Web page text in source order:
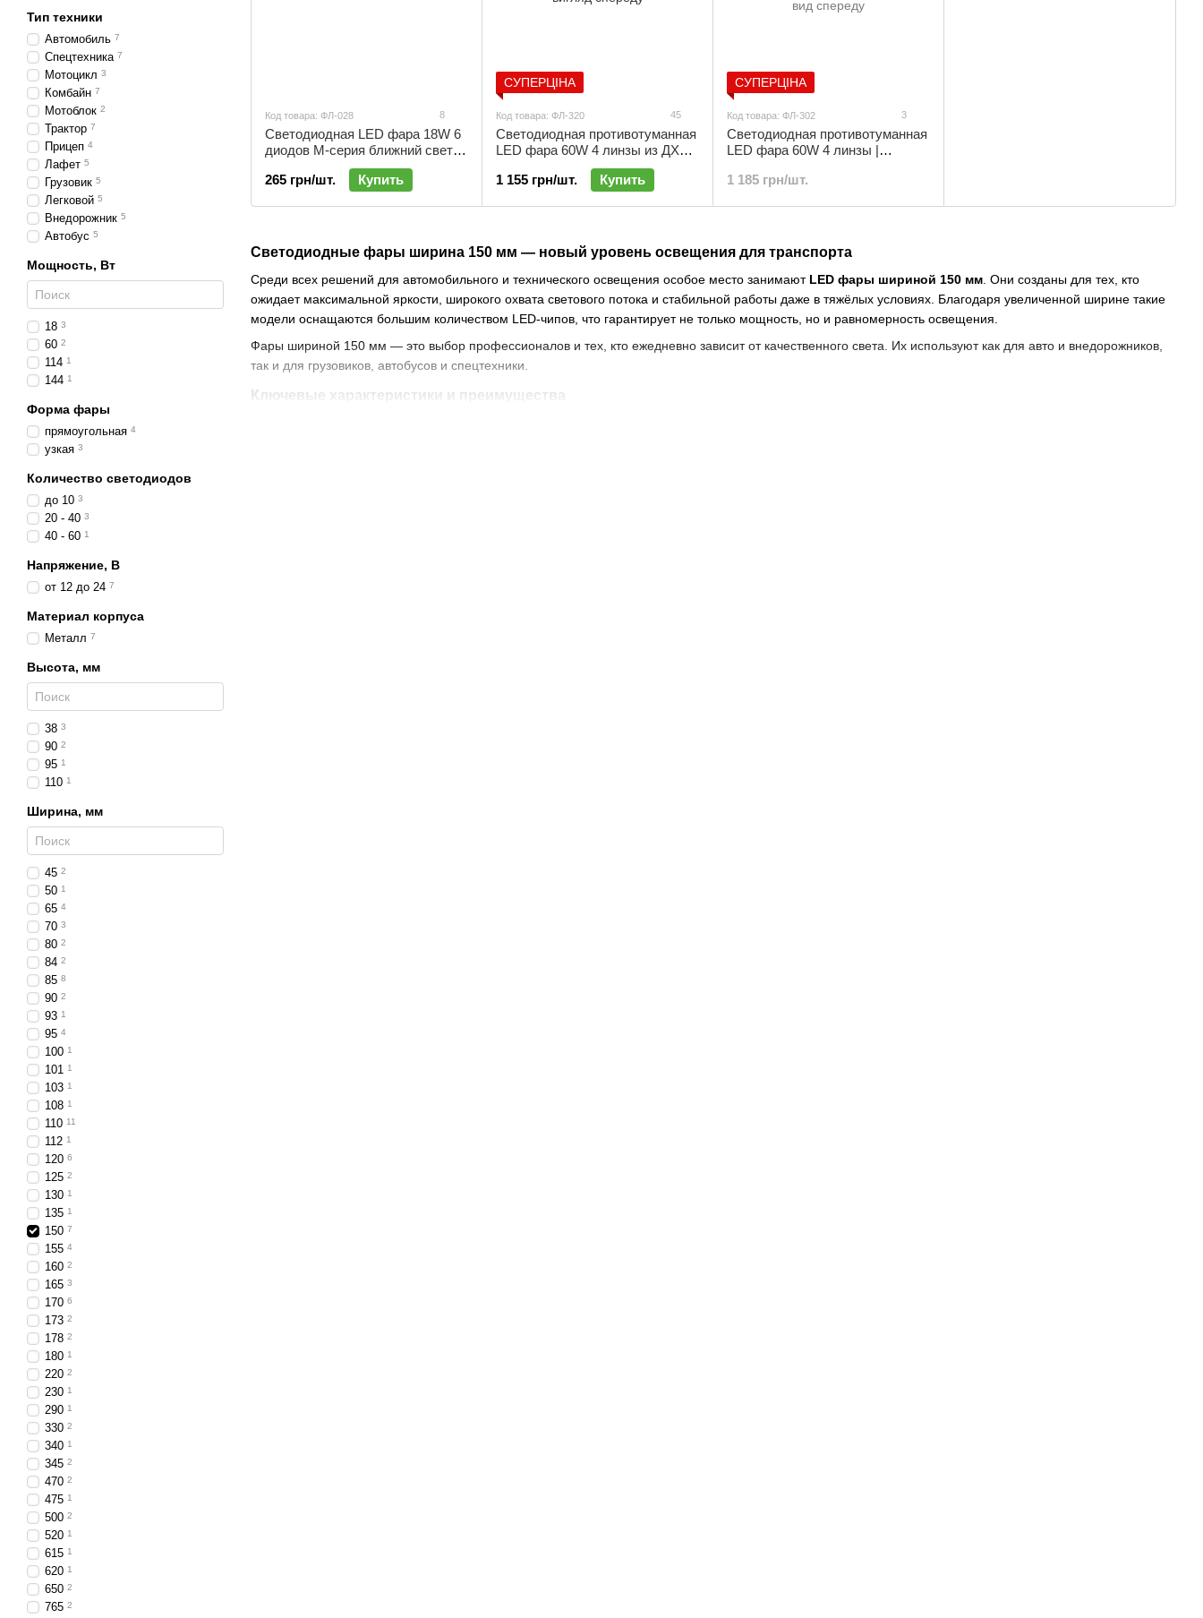
Светодиодные фары ширина 150 мм — новый уровень освещения для транспорта
Среди всех решений для автомобильного и технического освещения особое место занимают LED фары шириной 150 мм . Они созданы для тех, кто
ожидает максимальной яркости, широкого охвата светового потока и стабильной работы даже в тяжёлых условиях. Благодаря увеличенной ширине такие
модели оснащаются большим количеством LED-чипов, что гарантирует не только мощность, но и равномерность освещения.
Фары шириной 150 мм — это выбор профессионалов и тех, кто ежедневно зависит от качественного света. Их используют как для авто и внедорожников,
так и для грузовиков, автобусов и спецтехники.
Ключевые характеристики и преимущества
Код товара: ФЛ-028 8
Светодиодная LED фара 18W 6
диодов M-серия ближний свет |
265 грн/шт.
Купить
СУПЕРЦІНА
Код товара: ФЛ-320 45
Светодиодная противотуманная
LED фара 60W 4 линзы из ДХО |
1 155 грн/шт.
Купить
СУПЕРЦІНА
Код товара: ФЛ-302 3
Светодиодная противотуманная
LED фара 60W 4 линзы |
ФЛ-302
1 185 грн/шт.
Тип техники
Автомобиль 7
Спецтехника 7
Мотоцикл 3
Комбайн 7
Мотоблок 2
Трактор 7
Прицеп 4
Лафет 5
Грузовик 5
Легковой 5
Внедорожник 5
Автобус 5
Мощность, Вт
18 3
60 2
114 1
144 1
Форма фары
прямоугольная 4
узкая 3
Количество светодиодов
до 10 3
20 - 40 3
40 - 60 1
Напряжение, В
от 12 до 24 7
Материал корпуса
Металл 7
Высота, мм
38 3
90 2
95 1
110 1
Ширина, мм
45 2
50 1
65 4
70 3
80 2
84 2
85 8
90 2
93 1
95 4
100 1
101 1
103 1
108 1
110 11
112 1
120 6
125 2
130 1
135 1
150 7
155 4
160 2
165 3
170 6
173 2
178 2
180 1
220 2
230 1
290 1
330 2
340 1
345 2
470 2
475 1
500 2
520 1
615 1
620 1
650 2
765 2